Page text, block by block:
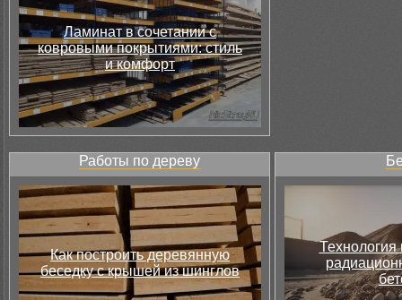
Ламинат в сочетании с
ковровыми покрытиями: стиль
и комфорт
Работы по дереву
Как построить деревянную
беседку с крышей из шинглов
Технология